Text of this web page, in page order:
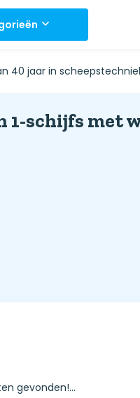
40 jaar in
1-schijfs met
gevonden!...